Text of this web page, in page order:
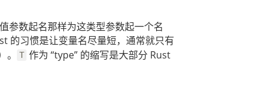
参数起名那样为这类型参数起一个名
的习惯是让变量名尽量短，通常就只有
T 作为 “type” 的缩写是大部分 Rust